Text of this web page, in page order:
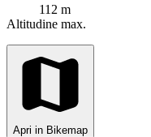
112 m
Altitudine max.
Apri in Bikemap